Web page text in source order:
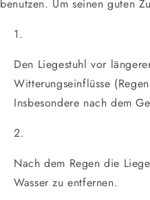
benutzen. Um seinen guten
Den Liegestuhl vor
Witterungseinflüsse
Insbesondere nach dem
Nach dem Regen die
Wasser zu entfernen.